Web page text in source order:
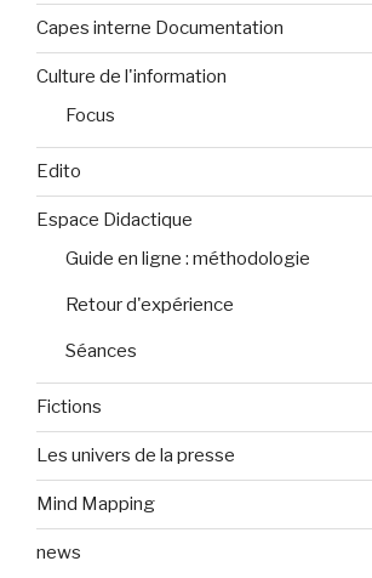
Capes interne Documentation
Culture de l'information
Focus
Edito
Espace Didactique
Guide en ligne : méthodologie
Retour d'expérience
Séances
Fictions
Les univers de la presse
Mind Mapping
news